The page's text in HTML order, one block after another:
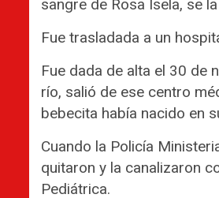
sangre de Rosa Isela, se
Fue trasladada a un
Fue dada de alta el 30 de
río, salió de ese centro
bebecita había nacido en
Cuando la Policía
quitaron y la canalizaron
Pediátrica.